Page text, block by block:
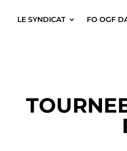
LE SYNDICAT FO OGF